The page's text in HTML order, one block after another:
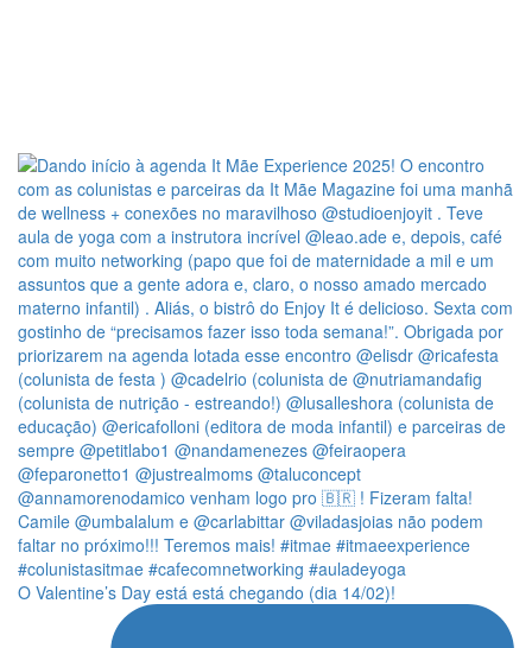
O Valentine’s Day está está chegando (dia 14/02)!